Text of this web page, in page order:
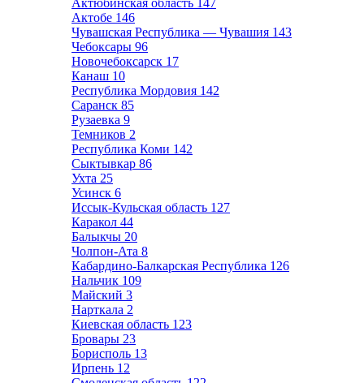
Актюбинская область 147
Актобе 146
Чувашская Республика — Чувашия 143
Чебоксары 96
Новочебоксарск 17
Канаш 10
Республика Мордовия 142
Саранск 85
Рузаевка 9
Темников 2
Республика Коми 142
Сыктывкар 86
Ухта 25
Усинск 6
Иссык-Кульская область 127
Каракол 44
Балыкчы 20
Чолпон-Ата 8
Кабардино-Балкарская Республика 126
Нальчик 109
Майский 3
Нарткала 2
Киевская область 123
Бровары 23
Борисполь 13
Ирпень 12